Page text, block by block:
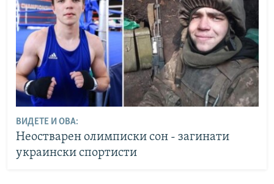
ВИДЕТЕ И ОВА:
Неостварен олимписки сон - загинати
украински спортисти